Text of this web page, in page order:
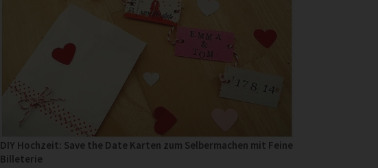
DIY Hochzeit: Save the Date Karten zum Selbermachen mit Feine
Billeterie